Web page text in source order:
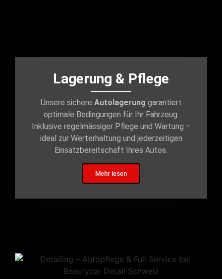
Lagerung & Pflege
Unsere sichere Autolagerung garantiert
optimale Bedingungen für Ihr Fahrzeug.
Inklusive regelmässiger Pflege und Wartung –
ideal zur Werterhaltung und jederzeitigen
Einsatzbereitschaft Ihres Autos.
Mehr lesen